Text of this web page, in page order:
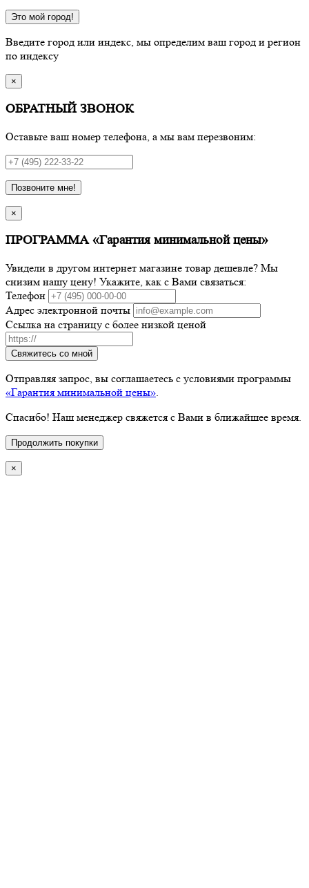
Это мой город!
Введите город или индекс, мы определим ваш город и регион
по индексу
×
ОБРАТНЫЙ ЗВОНОК
Оставьте ваш номер телефона, а мы вам перезвоним:
Позвоните мне!
×
ПРОГРАММА «Гарантия минимальной цены»
Увидели в другом интернет магазине товар дешевле? Мы
снизим нашу цену! Укажите, как с Вами связаться:
Телефон
Адрес электронной почты
Ссылка на страницу с более низкой ценой
Свяжитесь со мной
Отправляя запрос, вы соглашаетесь с условиями программы
«Гарантия минимальной цены».
Спасибо! Наш менеджер свяжется с Вами в ближайшее время.
Продолжить покупки
×